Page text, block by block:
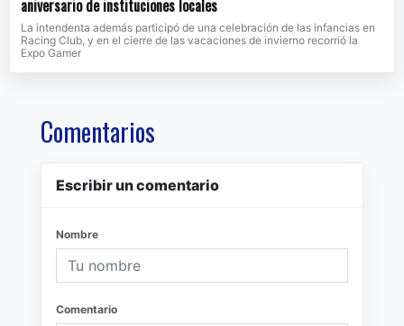
aniversario de instituciones locales
La intendenta además participó de una celebración de las infancias en
Racing Club, y en el cierre de las vacaciones de invierno recorrió la
Expo Gamer
Comentarios
Escribir un comentario
Nombre
Comentario